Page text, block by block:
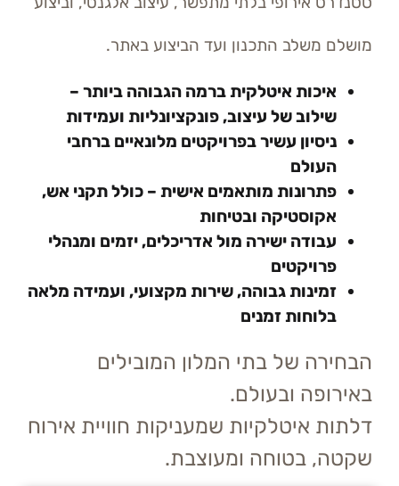
מושלם משלב התכנון ועד הביצוע באתר.
איכות איטלקית ברמה הגבוהה ביותר –
שילוב של עיצוב, פונקציונליות ועמידות
ניסיון עשיר בפרויקטים מלונאיים ברחבי
העולם
פתרונות מותאמים אישית – כולל תקני אש,
אקוסטיקה ובטיחות
עבודה ישירה מול אדריכלים, יזמים ומנהלי
פרויקטים
זמינות גבוהה, שירות מקצועי, ועמידה מלאה
בלוחות זמנים
הבחירה של בתי המלון המובילים
באירופה ובעולם.
דלתות איטלקיות שמעניקות חוויית אירוח
שקטה, בטוחה ומעוצבת.